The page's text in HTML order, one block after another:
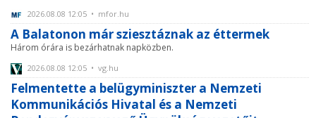
2026.08.08 12:05 • mfor.hu
A Balatonon már sziesztáznak az éttermek
Három órára is bezárhatnak napközben.
2026.08.08 12:05 • vg.hu
Felmentette a belügyminiszter a Nemzeti
Kommunikációs Hivatal és a Nemzeti